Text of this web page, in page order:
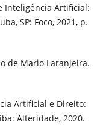
Inteligência Artificial:
SP: Foco, 2021, p.
de Mario Laranjeira.
Artificial e Direito:
Alteridade, 2020.